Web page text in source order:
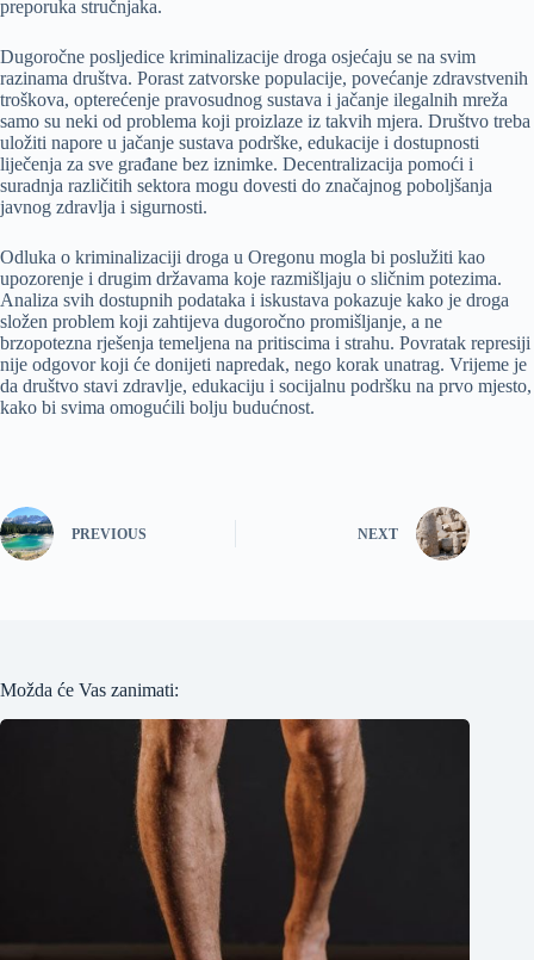
preporuka stručnjaka.
Dugoročne posljedice kriminalizacije droga osjećaju se na svim
razinama društva. Porast zatvorske populacije, povećanje zdravstvenih
troškova, opterećenje pravosudnog sustava i jačanje ilegalnih mreža
samo su neki od problema koji proizlaze iz takvih mjera. Društvo treba
uložiti napore u jačanje sustava podrške, edukacije i dostupnosti
liječenja za sve građane bez iznimke. Decentralizacija pomoći i
suradnja različitih sektora mogu dovesti do značajnog poboljšanja
javnog zdravlja i sigurnosti.
Odluka o kriminalizaciji droga u Oregonu mogla bi poslužiti kao
upozorenje i drugim državama koje razmišljaju o sličnim potezima.
Analiza svih dostupnih podataka i iskustava pokazuje kako je droga
složen problem koji zahtijeva dugoročno promišljanje, a ne
brzopotezna rješenja temeljena na pritiscima i strahu. Povratak represiji
nije odgovor koji će donijeti napredak, nego korak unatrag. Vrijeme je
da društvo stavi zdravlje, edukaciju i socijalnu podršku na prvo mjesto,
kako bi svima omogućili bolju budućnost.
PREVIOUS NEXT
Možda će Vas zanimati: